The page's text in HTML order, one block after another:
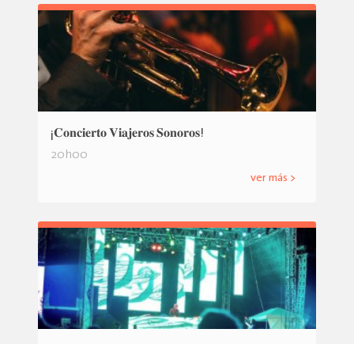
¡𝐂𝐨𝐧𝐜𝐢𝐞𝐫𝐭𝐨 𝐕𝐢𝐚𝐣𝐞𝐫𝐨𝐬 𝐒𝐨𝐧𝐨𝐫𝐨𝐬!
20h00
ver más >